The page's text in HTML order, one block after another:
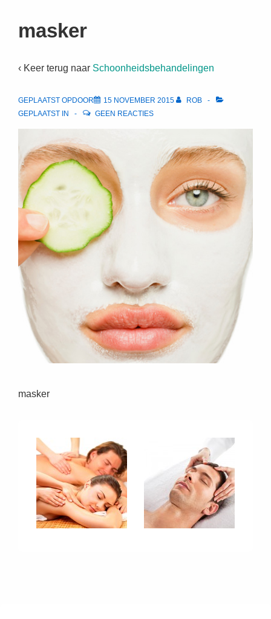
Doorgaan
masker
‹ Keer terug naar Schoonheidsbehandelingen
GEPLAATST OPDOOR 15 NOVEMBER 2015
ROB
GEPLAATST IN
GEEN REACTIES
masker